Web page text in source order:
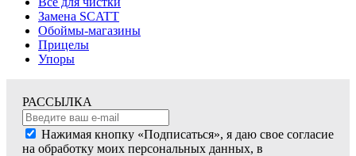
Замена SCATT
Обоймы-магазины
Прицелы
Упоры
РАССЫЛКА
Нажимая кнопку «Подписаться», я даю свое согласие
на обработку моих персональных данных, в